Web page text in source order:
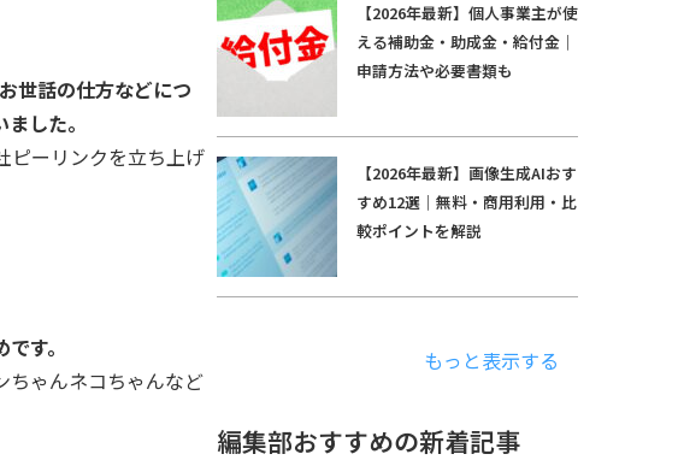
世話の仕方などにつ
した。
ピーリンクを立ち上げ
す。
ちゃんネコちゃんなど
【2026年最新】個人事業主が使
える補助金・助成金・給付金｜
申請方法や必要書類も
【2026年最新】画像生成AIおす
すめ12選｜無料・商用利用・比
較ポイントを解説
もっと表示する
編集部おすすめの新着記事